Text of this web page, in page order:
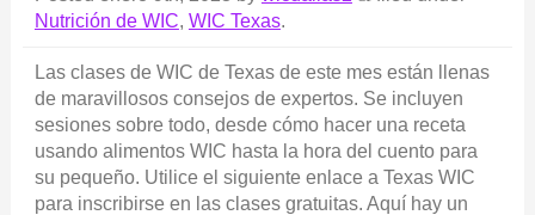
Nutrición de WIC, WIC Texas.
Las clases de WIC de Texas de este mes están llenas
de maravillosos consejos de expertos. Se incluyen
sesiones sobre todo, desde cómo hacer una receta
usando alimentos WIC hasta la hora del cuento para
su pequeño. Utilice el siguiente enlace a Texas WIC
para inscribirse en las clases gratuitas. Aquí hay un